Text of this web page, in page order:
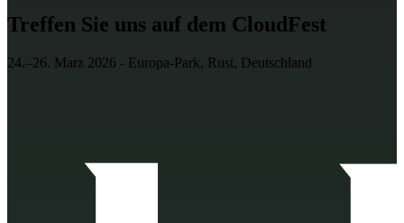
Treffen Sie uns auf dem CloudFest
24.–26. Marz 2026 - Europa-Park, Rust, Deutschland